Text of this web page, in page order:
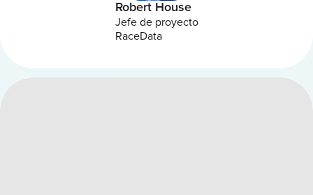
Robert House
Jefe de proyecto
RaceData